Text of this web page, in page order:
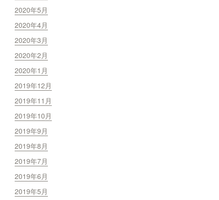
2020年5月
2020年4月
2020年3月
2020年2月
2020年1月
2019年12月
2019年11月
2019年10月
2019年9月
2019年8月
2019年7月
2019年6月
2019年5月